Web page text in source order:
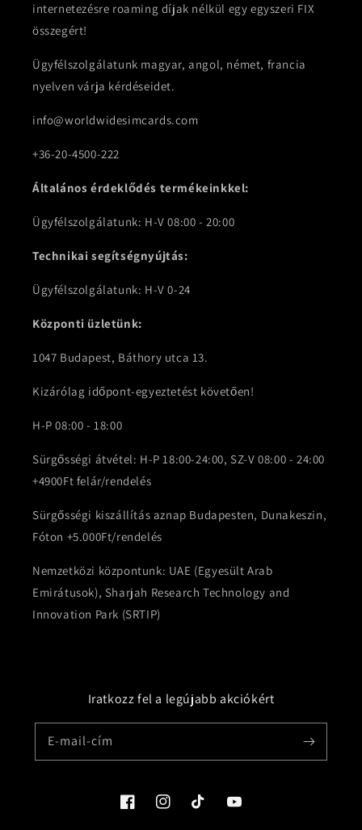
internetezésre roaming díjak nélkül egy egyszeri FIX
összegért!
Ügyfélszolgálatunk magyar, angol, német, francia
nyelven várja kérdéseidet.
info@worldwidesimcards.com
+36-20-4500-222
Általános érdeklődés termékeinkkel:
Ügyfélszolgálatunk: H-V 08:00 - 20:00
Technikai segítségnyújtás:
Ügyfélszolgálatunk: H-V 0-24
Központi üzletünk:
1047 Budapest, Báthory utca 13.
Kizárólag időpont-egyeztetést követően!
H-P 08:00 - 18:00
Sürgősségi átvétel: H-P 18:00-24:00, SZ-V 08:00 - 24:00
+4900Ft felár/rendelés
Sürgősségi kiszállítás aznap Budapesten, Dunakeszin,
Fóton +5.000Ft/rendelés
Nemzetközi központunk: UAE (Egyesült Arab
Emirátusok), Sharjah Research Technology and
Innovation Park (SRTIP)
Iratkozz fel a legújabb akciókért
E-mail-cím
FacebookInstagramTikTok YouTube